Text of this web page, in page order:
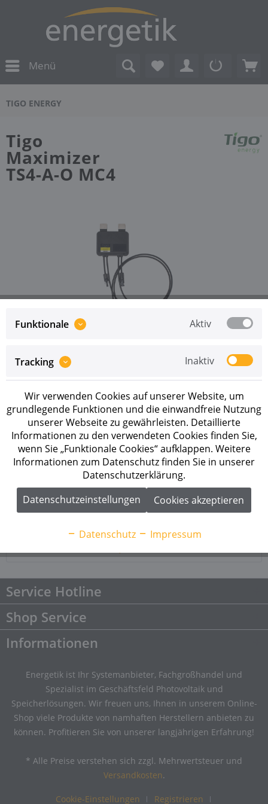
Menü
TIGO ENERGY
Tigo
Maximizer
TS4-A-O MC4
Preise sind erst nach erfolgreicher Registrierung
als
Geschäftskunde sichtbar.
Merken
Artikel-Nr.: 220422
Beschreibung
Tigo Maximizer TS4-A-O MC4 - Leistungsoptimierer
mit MC4 Stecker bis 700 Watt Nennleistung pro...
mehr
1
Service Hotline
Shop Service
Informationen
Energetik ist Ihr Systemanbieter, Fachgroßhandel und
Spezialist im Geschäftsfeld Photovoltaik und
Speicherlösungen. Wir freuen uns, Ihnen in unserem Online-
Shop viele Produkte von namhaften Herstellern anbieten zu
können. Profitieren Sie von unserer langjährigen Erfahrung!
* Alle Preise verstehen sich zzgl. Mehrwertsteuer und
Versandkosten.
Cookie-Einstellungen Registrieren
Funktionale Aktiv
Tracking Inaktiv
Wir verwenden Cookies auf unserer Website, um
grundlegende Funktionen und die einwandfreie Nutzung
unserer Webseite zu gewährleisten. Detaillierte
Informationen zu den verwendeten Cookies finden Sie,
wenn Sie „Funktionale Cookies“ aufklappen. Weitere
Informationen zum Datenschutz finden Sie in unserer
Datenschutzerklärung.
Datenschutzeinstellungen
Cookies akzeptieren
Datenschutz Impressum